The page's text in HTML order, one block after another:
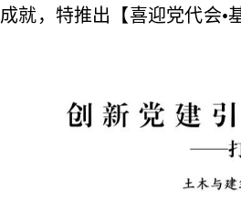
就，特推出【喜迎党代会